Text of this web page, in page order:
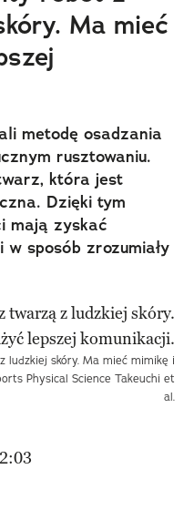
Ma mieć
metodę osadzania
rusztowaniu.
która jest
Dzięki tym
mają zyskać
sposób zrozumiały
ludzkiej skóry. Ma mieć mimikę i
Physical Science Takeuchi et
al.